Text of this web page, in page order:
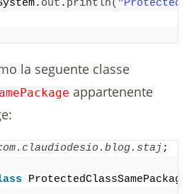
out . println( "Protected
la seguente classe
appartenente
;
ProtectedClassSamePackage